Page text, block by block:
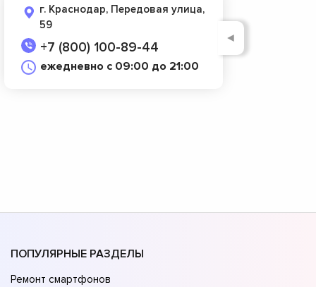
г. Краснодар, Передовая улица,
59
+7 (800) 100-89-44
ежедневно с 09:00 до 21:00
◄
ПОПУЛЯРНЫЕ РАЗДЕЛЫ
Ремонт смартфонов